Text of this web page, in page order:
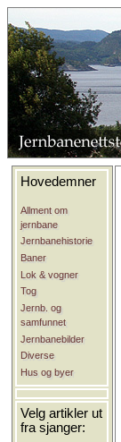
Hovedemner
Allment om
jernbane
Jernbanehistorie
Baner
Lok & vogner
Tog
Jernb. og
samfunnet
Jernbanebilder
Diverse
Hus og byer
Velg artikler ut
fra sjanger: